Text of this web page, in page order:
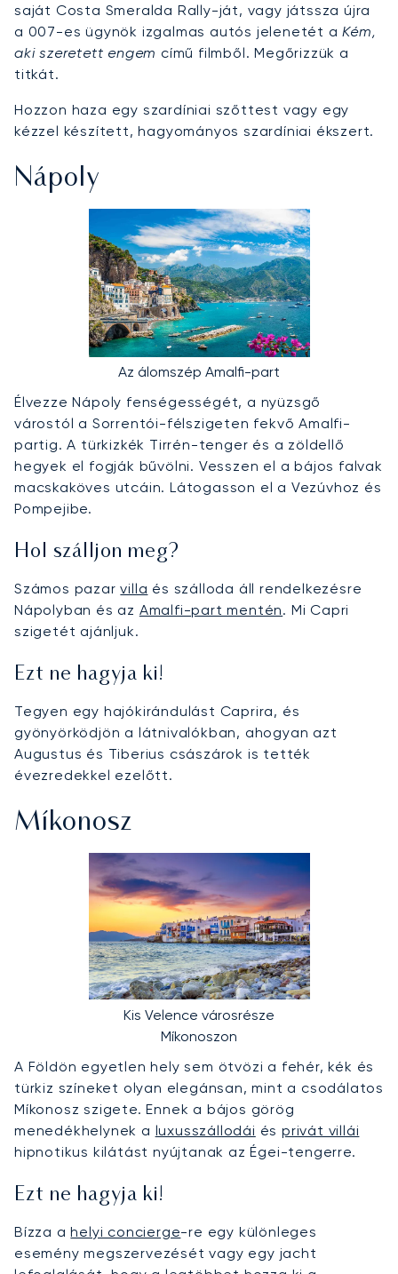
saját Costa Smeralda Rally-ját, vagy játssza újra
a 007-es ügynök izgalmas autós jelenetét aKém,
aki szeretett engem című filmből. Megőrizzük a
titkát.
Hozzon haza egy szardíniai szőttest vagy egy
kézzel készített, hagyományos szardíniai ékszert.
Nápoly
Az álomszép Amalfi-part
Élvezze Nápoly fenségességét, a nyüzsgő
várostól a Sorrentói-félszigeten fekvő Amalfi-
partig. A türkizkék Tirrén-tenger és a zöldellő
hegyek el fogják bűvölni. Vesszen el a bájos falvak
macskaköves utcáin. Látogasson el a Vezúvhoz és
Pompejibe.
Hol szálljon meg?
Számos pazarvilla és szálloda áll rendelkezésre
Nápolyban és az Amalfi-part mentén. Mi Capri
szigetét ajánljuk.
Ezt ne hagyja ki!
Tegyen egy hajókirándulást Caprira, és
gyönyörködjön a látnivalókban, ahogyan azt
Augustus és Tiberius császárok is tették
évezredekkel ezelőtt.
Míkonosz
Kis Velence városrésze
Míkonoszon
A Földön egyetlen hely sem ötvözi a fehér, kék és
türkiz színeket olyan elegánsan, mint a csodálatos
Míkonosz szigete. Ennek a bájos görög
menedékhelynek a luxusszállodái ésprivát villái
hipnotikus kilátást nyújtanak az Égei-tengerre.
Ezt ne hagyja ki!
Bízza ahelyi concierge-re egy különleges
esemény megszervezését vagy egy jacht